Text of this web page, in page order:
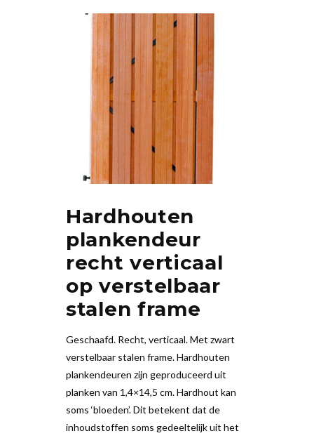
Hardhouten
plankendeur
recht verticaal
op verstelbaar
stalen frame
Geschaafd. Recht, verticaal. Met zwart
verstelbaar stalen frame. Hardhouten
plankendeuren zijn geproduceerd uit
planken van 1,4×14,5 cm. Hardhout kan
soms ‘bloeden’. Dit betekent dat de
inhoudstoffen soms gedeeltelijk uit het